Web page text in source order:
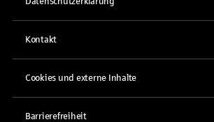
Kontakt
Cookies und externe Inhalte
Barrierefreiheit